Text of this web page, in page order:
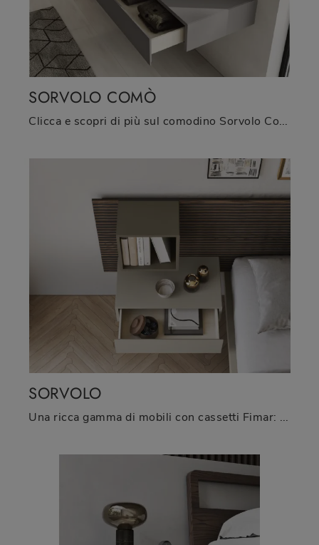
SORVOLO COMÒ
Clicca e scopri di più sul comodino Sorvolo Comò: Comodini e cassettiere di Fimar sono ideali per spazi design.
SORVOLO
Una ricca gamma di mobili con cassetti Fimar: i comodini moderni in laccato opaco, come Sorvolo, sono tra le proposte più belle.